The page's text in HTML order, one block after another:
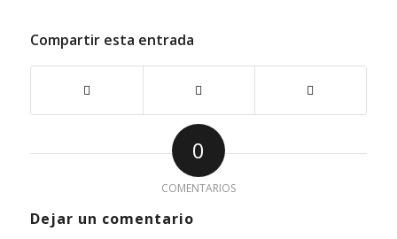
Compartir esta entrada
0
COMENTARIOS
Dejar un comentario